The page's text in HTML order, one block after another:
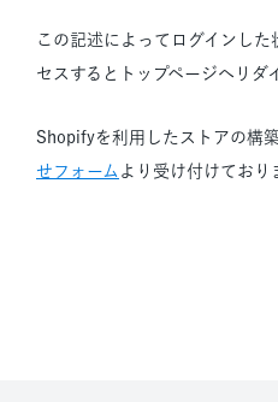
この記述によってログインし
セスするとトップページへリダ
Shopifyを利用したストアの構
せフォーム より受け付けており